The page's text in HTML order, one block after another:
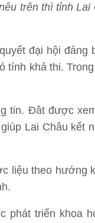
trên thì tỉnh Lai
đại hội đảng
tính khả thi.
tin. Đât được
Lai Châu kết
liệu theo hướng
phát triển khoa